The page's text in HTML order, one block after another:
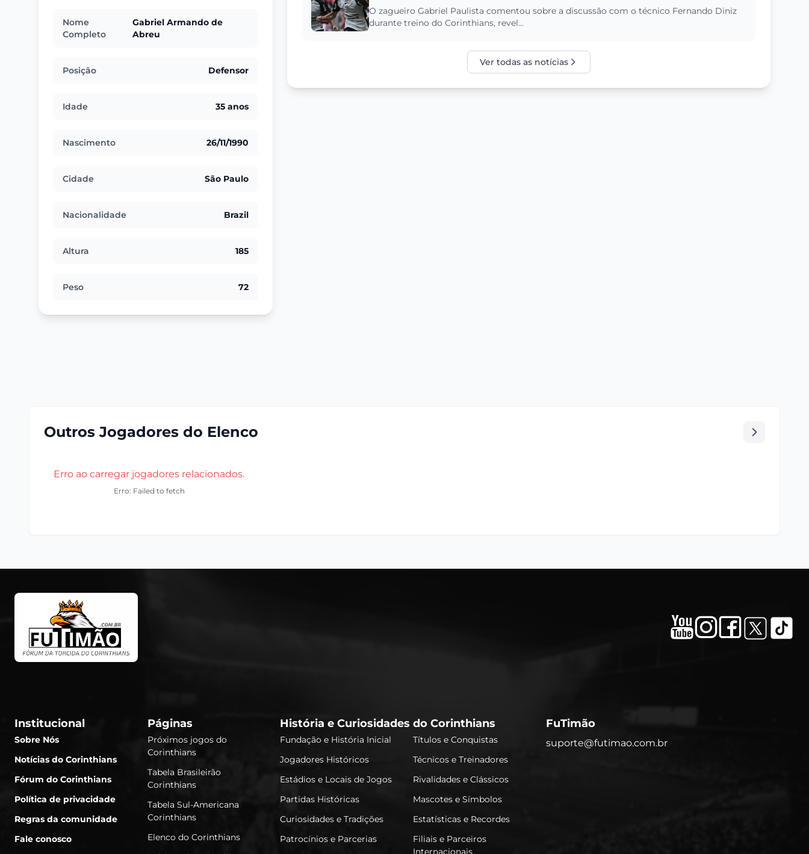
Nome
Completo
Gabriel Armando de
Abreu
Posição Defensor
Idade 35 anos
Nascimento 26/11/1990
Cidade São Paulo
Nacionalidade Brazil
Altura 185
Peso 72
O zagueiro Gabriel Paulista comentou sobre a discussão com o técnico Fernando Diniz
durante treino do Corinthians, revel...
Ver todas as notícias
Outros Jogadores do Elenco
Erro ao carregar jogadores relacionados.
Erro: Failed to fetch
Institucional
Sobre Nós
Notícias do Corinthians
Fórum do Corinthians
Política de privacidade
Regras da comunidade
Fale conosco
Páginas
Próximos jogos do
Corinthians
Tabela Brasileirão
Corinthians
Tabela Sul-Americana
Corinthians
Elenco do Corinthians
História e Curiosidades do Corinthians
Fundação e História Inicial
Títulos e Conquistas
Jogadores Históricos
Técnicos e Treinadores
Estádios e Locais de Jogos
Rivalidades e Clássicos
Partidas Históricas
Mascotes e Símbolos
Curiosidades e Tradições
Estatísticas e Recordes
Patrocínios e Parcerias
Filiais e Parceiros
Internacionais
FuTimão
suporte@futimao.com.br